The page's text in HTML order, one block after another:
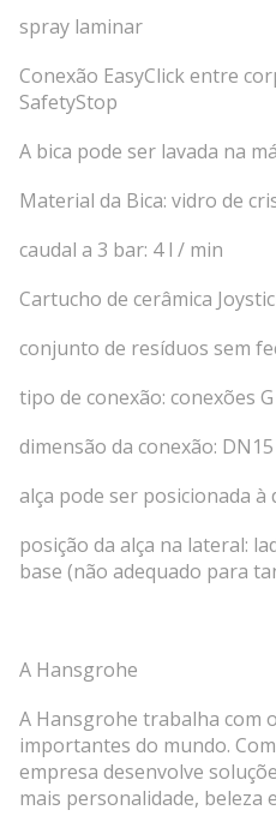
spray laminar
Conexão EasyClick entre
SafetyStop
A bica pode ser lavada na
Material da Bica: vidro de
caudal a 3 bar: 4 l / min
Cartucho de cerâmica
conjunto de resíduos sem
tipo de conexão: conexões G
dimensão da conexão: DN15
alça pode ser posicionada
posição da alça na lateral:
base (não adequado para
A Hansgrohe
A Hansgrohe trabalha com
importantes do mundo.
empresa desenvolve
mais personalidade, beleza